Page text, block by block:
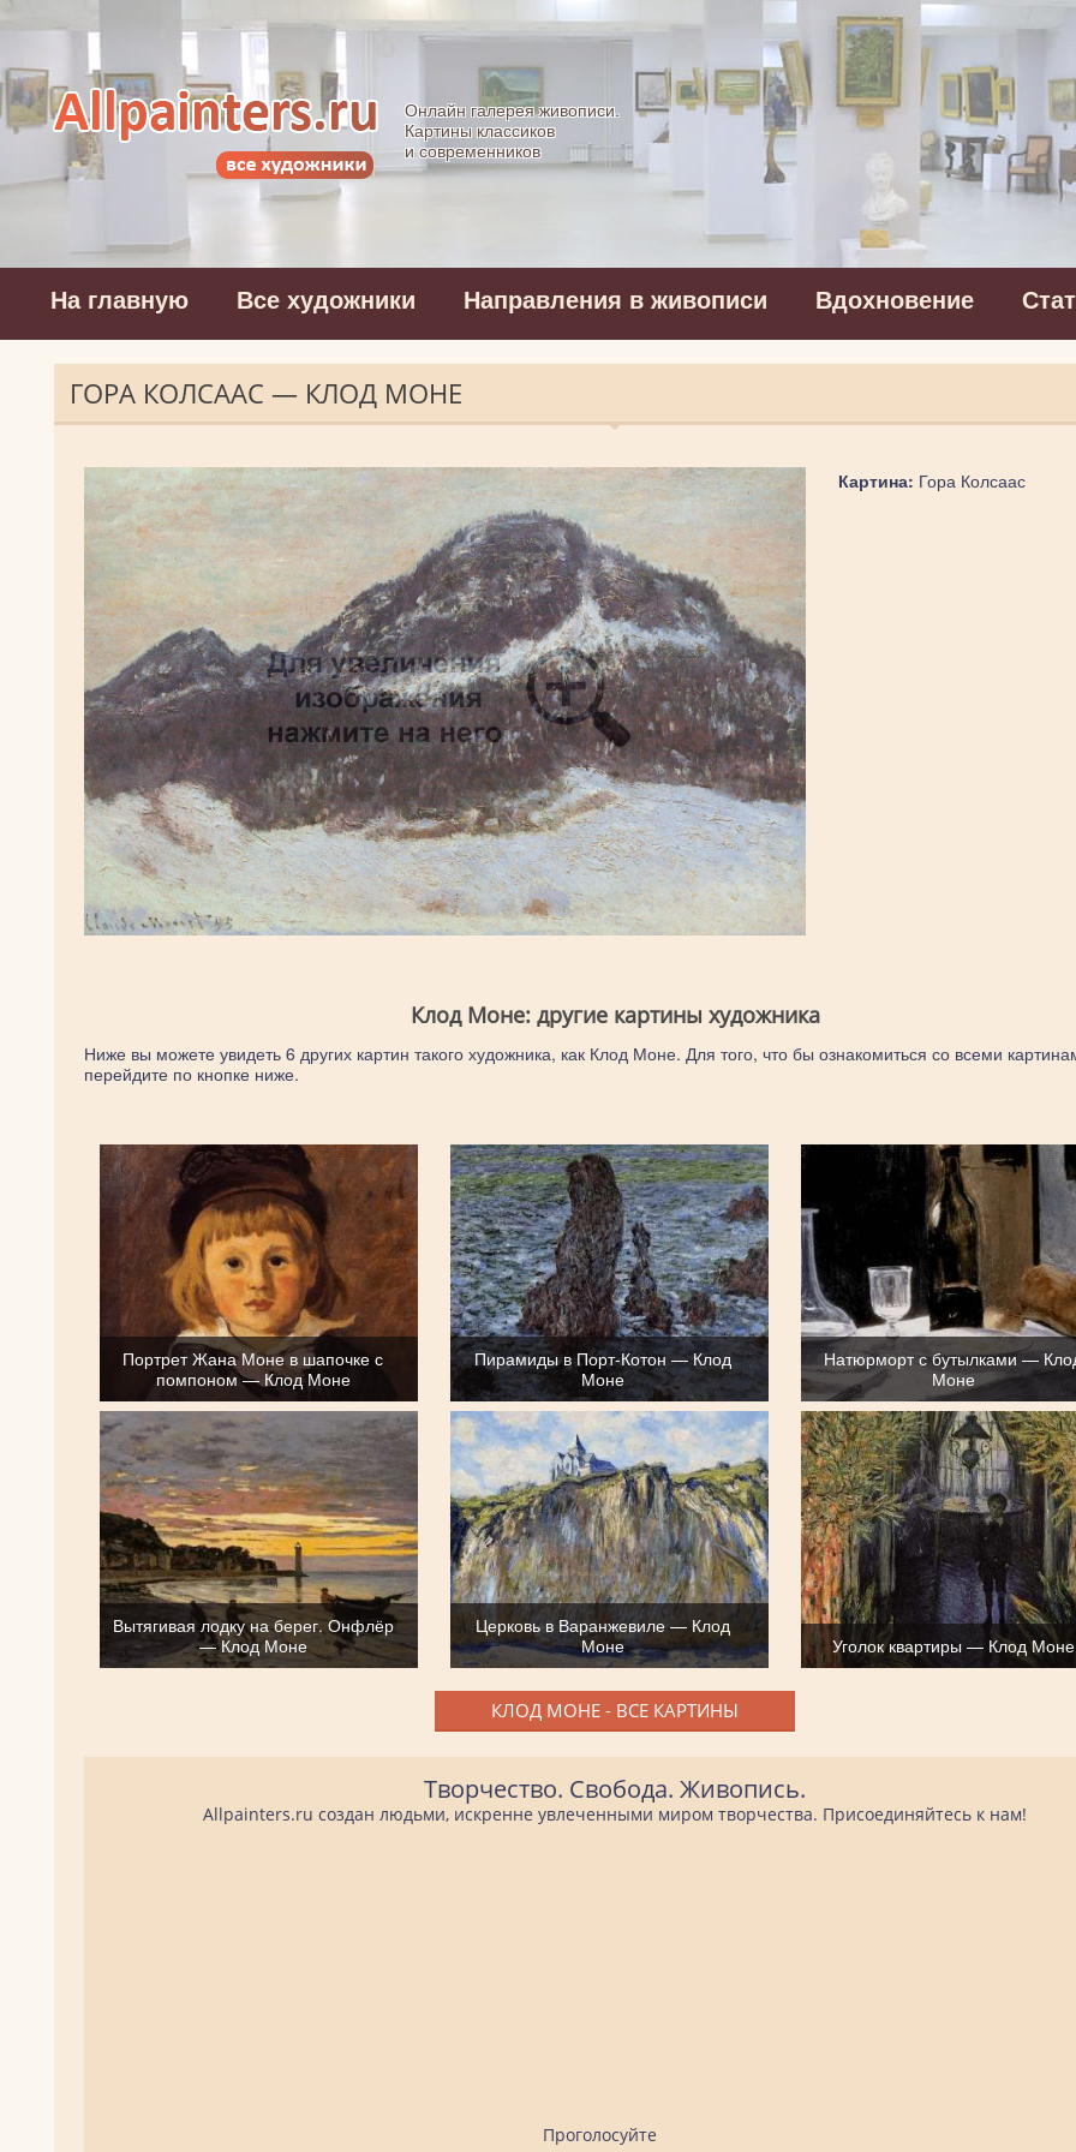
Allpainters.ru - картинная галерея
Онлайн галерея живописи.
Картины классиков
и современников
На главную Все художники Направления в живописи Вдохновение
ГОРА КОЛСААС — КЛОД МОНЕ
Картина: Гора Колсаас
Клод Моне: другие картины художника
Ниже вы можете увидеть 6 других картин такого художника, как Клод Моне. Для того, что бы ознакомиться со всеми
перейдите по кнопке ниже.
Портрет Жана Моне в шапочке с
помпоном — Клод Моне
Пирамиды в Порт-Котон — Клод
Моне
Натюрморт с бутылками —
Моне
Вытягивая лодку на берег. Онфлёр
— Клод Моне
Церковь в Варанжевиле — Клод
Моне
Уголок квартиры — Клод Моне
КЛОД МОНЕ - ВСЕ КАРТИНЫ
Творчество. Свобода. Живопись.
Allpainters.ru создан людьми, искренне увлеченными миром творчества. Присоединяйтесь к нам!
Проголосуйте